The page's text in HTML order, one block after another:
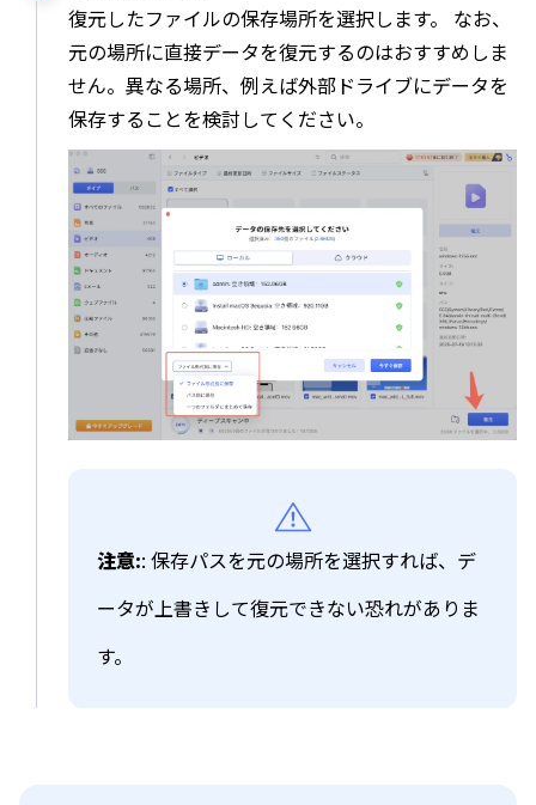
復元したファイルの保存場所を選択します。 なお、
元の場所に直接データを復元するのはおすすめしま
せん。異なる場所、例えば外部ドライブにデータを
保存することを検討してください。
注意:: 保存パスを元の場所を選択すれば、デ
ータが上書きして復元できない恐れがありま
す。